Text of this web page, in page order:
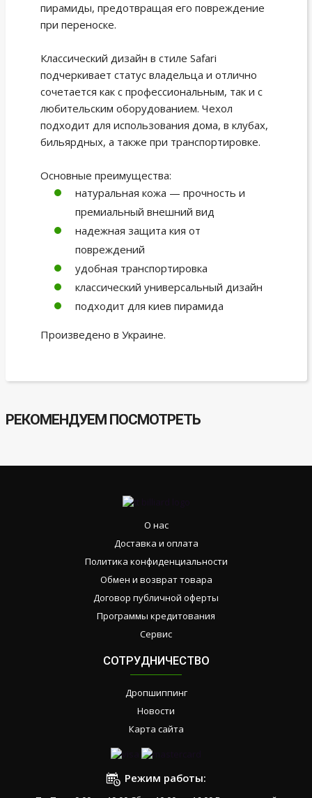
пирамиды, предотвращая его повреждение
при переноске.
Классический дизайн в стиле Safari
подчеркивает статус владельца и отлично
сочетается как с профессиональным, так и с
любительским оборудованием. Чехол
подходит для использования дома, в клубах,
бильярдных, а также при транспортировке.
Основные преимущества:
натуральная кожа — прочность и
премиальный внешний вид
надежная защита кия от
повреждений
удобная транспортировка
классический универсальный дизайн
подходит для киев пирамида
Произведено в Украине.
РЕКОМЕНДУЕМ ПОСМОТРЕТЬ
О нас
Доставка и оплата
Политика конфиденциальности
Обмен и возврат товара
Договор публичной оферты
Программы кредитования
Сервис
СОТРУДНИЧЕСТВО
Дропшиппинг
Новости
Карта сайта
Режим работы: